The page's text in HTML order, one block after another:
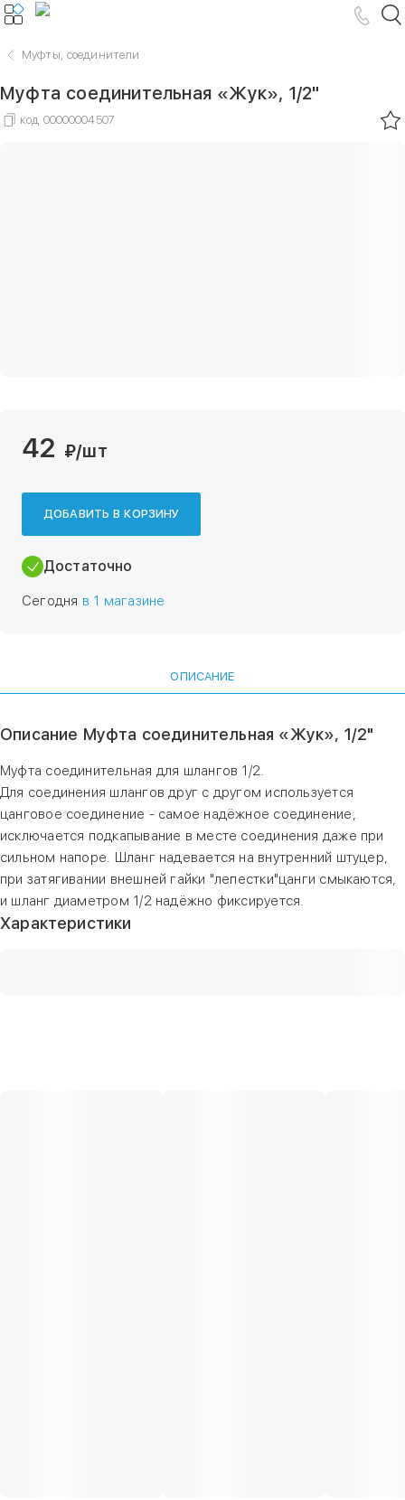
Муфты, соединители
Муфта соединительная «Жук», 1/2"
код 00000004507
42 ₽/шт
ДОБАВИТЬ В КОРЗИНУ
Достаточно
Сегодня в 1 магазине
ОПИСАНИЕ
Описание Муфта соединительная «Жук», 1/2"
Муфта соединительная для шлангов 1/2.
Для соединения шлангов друг с другом используется
цанговое соединение - самое надёжное соединение,
исключается подкапывание в месте соединения даже при
сильном напоре. Шланг надевается на внутренний штуцер,
при затягивании внешней гайки "лепестки"цанги смыкаются,
и шланг диаметром 1/2 надёжно фиксируется.
Характеристики